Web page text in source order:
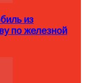
из
по железной